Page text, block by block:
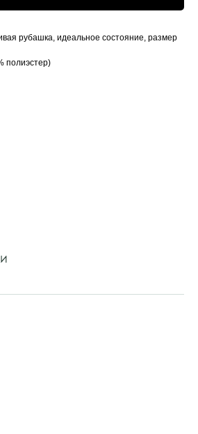
рубашка, идеальное состояние, размер
полиэстер)